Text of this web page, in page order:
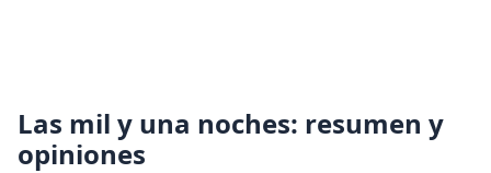
Las mil y una noches: resumen y
opiniones